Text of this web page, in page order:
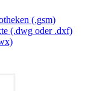
(.gsm)
(.dwg oder .dxf)